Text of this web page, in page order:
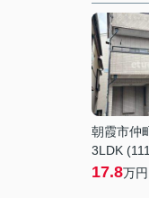
朝霞市仲
3LDK
17.8万円